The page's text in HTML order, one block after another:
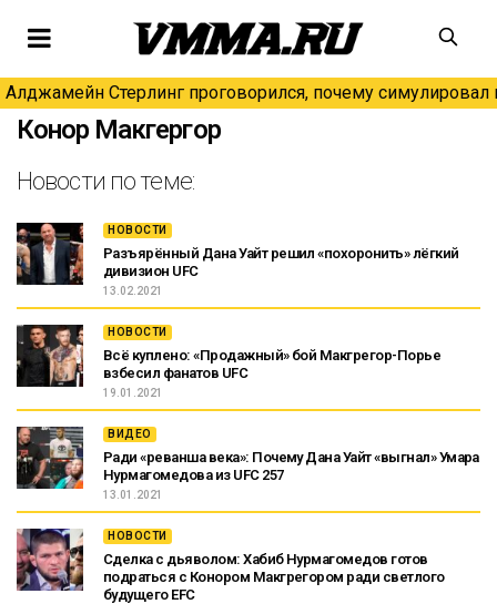
Алджамейн Стерлинг проговорился, почему симулировал
Конор Макгергор
Новости по теме:
НОВОСТИ
Разъярённый Дана Уайт решил «похоронить» лёгкий
дивизион UFC
13.02.2021
НОВОСТИ
Всё куплено: «Продажный» бой Макгрегор-Порье
взбесил фанатов UFC
19.01.2021
ВИДЕО
Ради «реванша века»: Почему Дана Уайт «выгнал» Умара
Нурмагомедова из UFC 257
13.01.2021
НОВОСТИ
Сделка с дьяволом: Хабиб Нурмагомедов готов
подраться с Конором Макгрегором ради светлого
будущего EFC